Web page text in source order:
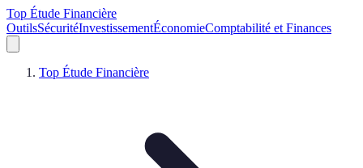
Top Étude Financière
OutilsSécuritéInvestissementÉconomieComptabilité et Finances
Top Étude Financière